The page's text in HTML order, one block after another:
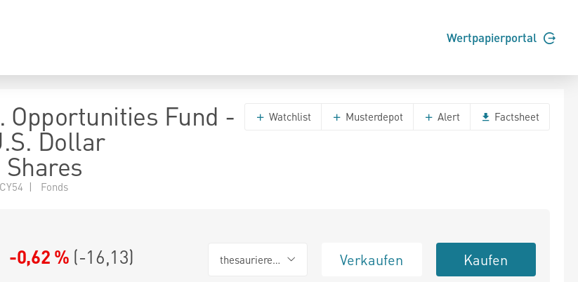
Wertpapierportal
Opportunities Fund -
Dollar
| Fonds
Watchlist Musterdepot Alert Factsheet
-0,62 % (-16,13) thesaurierend Verkaufen Kaufen